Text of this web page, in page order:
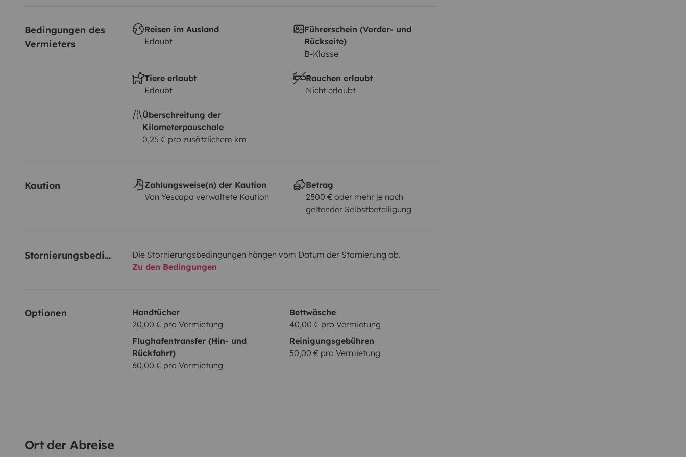
Bedingungen des
Vermieters
Reisen im Ausland
Erlaubt
Führerschein (Vorder- und
Rückseite)
B-Klasse
Tiere erlaubt
Erlaubt
Rauchen erlaubt
Nicht erlaubt
Überschreitung der
Kilometerpauschale
0,25 € pro zusätzlichem km
Kaution
Zahlungsweise(n) der Kaution
Von Yescapa verwaltete Kaution
Betrag
2500 € oder mehr je nach
geltender Selbstbeteiligung
Stornierungsbedingungen
Die Stornierungsbedingungen hängen vom Datum der Stornierung ab.
Zu den Bedingungen
Optionen
Handtücher
20,00 € pro Vermietung
Bettwäsche
40,00 € pro Vermietung
Flughafentransfer (Hin- und
Rückfahrt)
60,00 € pro Vermietung
Reinigungsgebühren
50,00 € pro Vermietung
Ort der Abreise